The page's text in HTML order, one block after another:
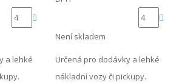
a lehké
Není skladem
Určená pro dodávky a lehké
nákladní vozy či pickupy.